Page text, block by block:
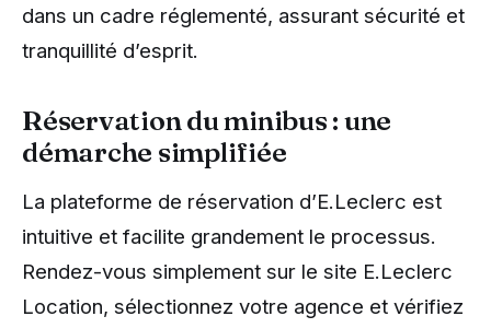
dans un cadre réglementé, assurant sécurité et
tranquillité d’esprit.
Réservation du minibus : une
démarche simplifiée
La plateforme de réservation d’E.Leclerc est
intuitive et facilite grandement le processus.
Rendez-vous simplement sur le site E.Leclerc
Location, sélectionnez votre agence et vérifiez